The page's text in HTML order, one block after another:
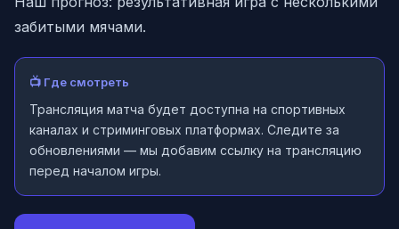
забитыми мячами.
📺 Где смотреть
Трансляция матча будет доступна на спортивных
каналах и стриминговых платформах. Следите за
обновлениями — мы добавим ссылку на трансляцию
перед началом игры.